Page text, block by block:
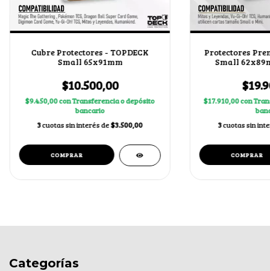
Cubre Protectores - TOPDECK
Small 65x91mm
$10.500,00
$9.450,00conTransferencia o depósito
bancario
3cuotas sin interés de$3.500,00
Protectores
Small
$17.910,00con
3cuotas sin
Categorías